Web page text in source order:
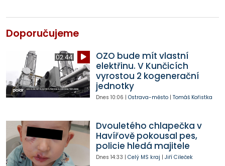
Doporučujeme
02:44
OZO bude mít vlastní
elektřinu. V Kunčicích
vyrostou 2 kogenerační
jednotky
Dnes 10:06 | Ostrava-město| Tomáš Kořistka
Dvouletého chlapečka v
Havířově pokousal pes,
policie hledá majitele
Dnes 14:33 | Celý MS kraj | Jiří Cileček